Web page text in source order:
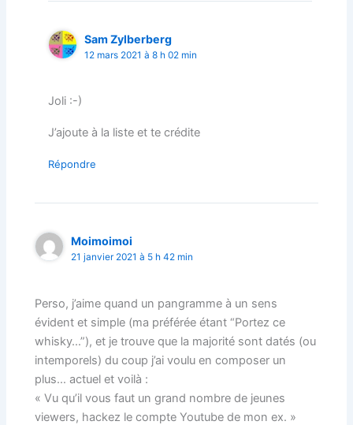
Sam Zylberberg
12 mars 2021 à 8 h 02 min
Joli :-)
J’ajoute à la liste et te crédite
Répondre
Moimoimoi
21 janvier 2021 à 5 h 42 min
Perso, j’aime quand un pangramme à un sens
évident et simple (ma préférée étant “Portez ce
whisky…”), et je trouve que la majorité sont datés (ou
intemporels) du coup j’ai voulu en composer un
plus… actuel et voilà :
« Vu qu’il vous faut un grand nombre de jeunes
viewers, hackez le compte Youtube de mon ex. »